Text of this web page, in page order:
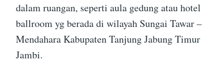
dalam ruangan, seperti aula gedung atau hotel
ballroom yg berada di wilayah Sungai Tawar –
Mendahara Kabupaten Tanjung Jabung Timur
Jambi.